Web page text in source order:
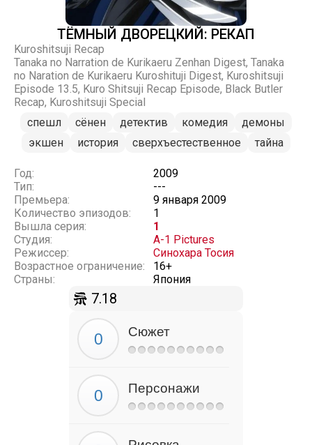
ТЁМНЫЙ ДВОРЕЦКИЙ: РЕКАП
Kuroshitsuji Recap
Tanaka no Narration de Kurikaeru Zenhan Digest, Tanaka
no Naration de Kurikaeru Kuroshituji Digest, Kuroshitsuji
Episode 13.5, Kuro Shitsuji Recap Episode, Black Butler
Recap, Kuroshitsuji Special
спешл
сёнен детектив комедия
демоны
экшен
история сверхъестественное тайна
Год:
2009
Тип:
---
Премьера:
9 января 2009
Количество эпизодов:
1
Вышла серия:
1
Студия:
A-1 Pictures
Режиссер:
Синохара Тосия
Возрастное ограничение:
16+
Страны:
Япония
7.18
Сюжет
Персонажи